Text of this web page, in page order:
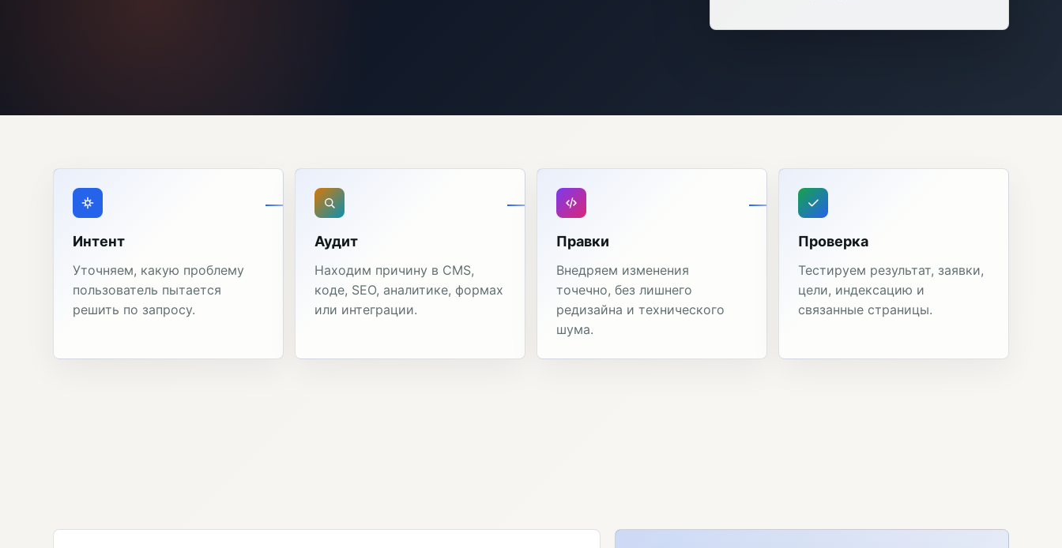
Интент
Уточняем, какую проблему
пользователь пытается
решить по запросу.
Аудит
Находим причину в CMS,
коде, SEO, аналитике, формах
или интеграции.
Правки
Внедряем изменения
точечно, без лишнего
редизайна и технического
шума.
Проверка
Тестируем результат, заявки,
цели, индексацию и
связанные страницы.